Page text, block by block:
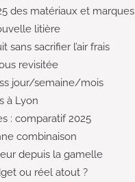
des matériaux et marques
litière
sans sacrifier l’air frais
revisitée
jour/semaine/mois
à Lyon
: comparatif 2025
combinaison
depuis la gamelle
ou réel atout ?